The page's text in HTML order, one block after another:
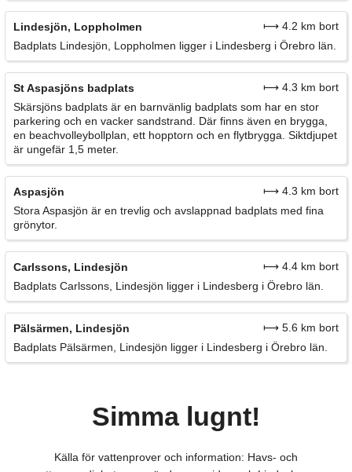
Lindesjön, Loppholmen
⟼ 4.2 km bort
Badplats Lindesjön, Loppholmen ligger i Lindesberg i Örebro län.
St Aspasjöns badplats
⟼ 4.3 km bort
Skärsjöns badplats är en barnvänlig badplats som har en stor
parkering och en vacker sandstrand. Där finns även en brygga,
en beachvolleybollplan, ett hopptorn och en flytbrygga. Siktdjupet
är ungefär 1,5 meter.
Aspasjön
⟼ 4.3 km bort
Stora Aspasjön är en trevlig och avslappnad badplats med fina
grönytor.
Carlssons, Lindesjön
⟼ 4.4 km bort
Badplats Carlssons, Lindesjön ligger i Lindesberg i Örebro län.
Pälsärmen, Lindesjön
⟼ 5.6 km bort
Badplats Pälsärmen, Lindesjön ligger i Lindesberg i Örebro län.
Simma lugnt!
Källa för vattenprover och information: Havs- och